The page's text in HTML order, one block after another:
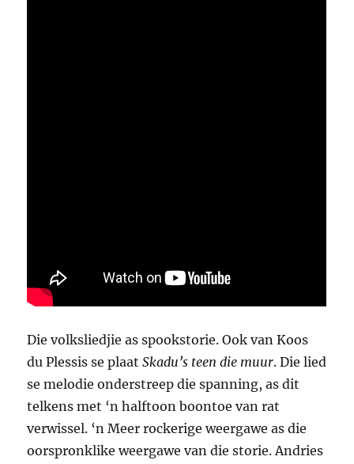
Die volksliedjie as spookstorie. Ook van Koos
du Plessis se plaatSkadu’s teen die muur. Die lied
se melodie onderstreep die spanning, as dit
telkens met ‘n halftoon boontoe van rat
verwissel. ‘n Meer rockerige weergawe as die
oorspronklike weergawe van die storie. Andries